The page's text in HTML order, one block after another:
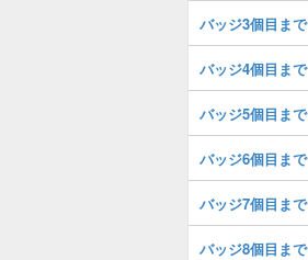
バッジ3個目まで
バッジ4個目まで
バッジ5個目まで
バッジ6個目まで
バッジ7個目まで
バッジ8個目まで